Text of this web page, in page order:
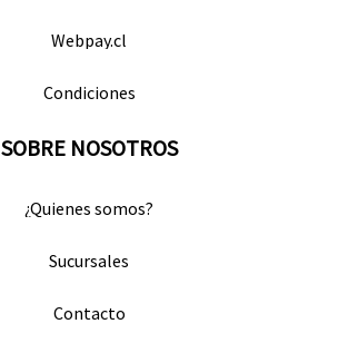
Webpay.cl
Condiciones
SOBRE NOSOTROS
¿Quienes somos?
Sucursales
Contacto